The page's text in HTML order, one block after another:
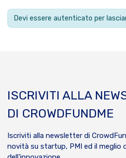
Devi essere autenticato per
ISCRIVITI ALLA
DI CROWDFUNDME
Iscriviti alla newsletter di
novità su startup, PMI ed il meglio